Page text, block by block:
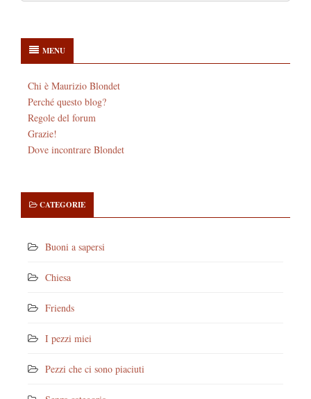
MENU
Chi è Maurizio Blondet
Perché questo blog?
Regole del forum
Grazie!
Dove incontrare Blondet
CATEGORIE
Buoni a sapersi
Chiesa
Friends
I pezzi miei
Pezzi che ci sono piaciuti